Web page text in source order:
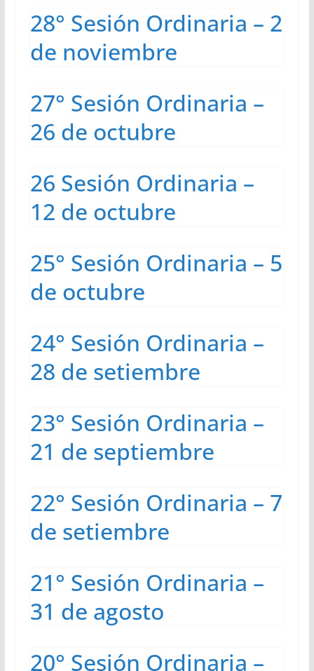
28° Sesión Ordinaria – 2
de noviembre
27° Sesión Ordinaria –
26 de octubre
26 Sesión Ordinaria –
12 de octubre
25° Sesión Ordinaria – 5
de octubre
24° Sesión Ordinaria –
28 de setiembre
23° Sesión Ordinaria –
21 de septiembre
22° Sesión Ordinaria – 7
de setiembre
21° Sesión Ordinaria –
31 de agosto
20° Sesión Ordinaria –